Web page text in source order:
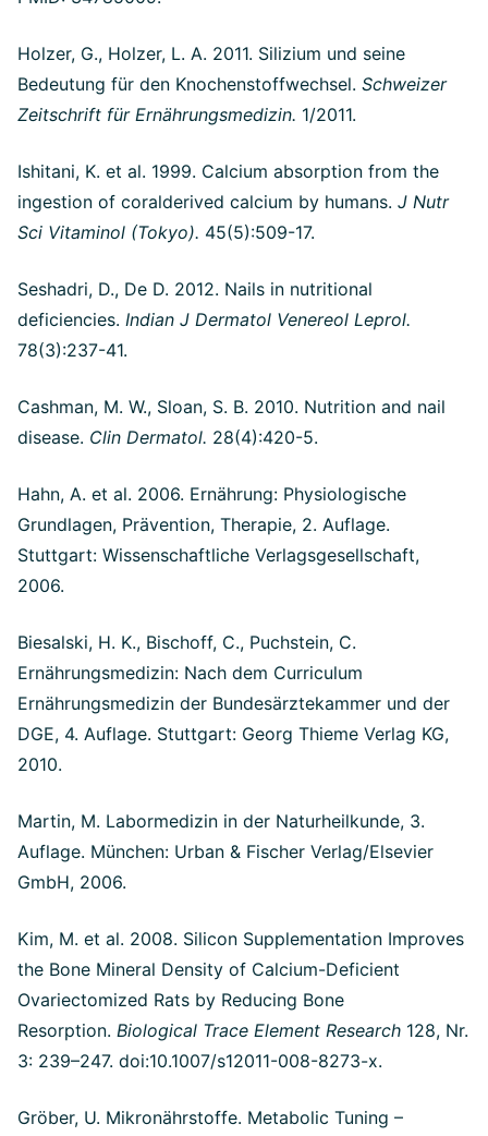
Holzer, G., Holzer, L. A. 2011. Silizium und seine
Bedeutung für den Knochenstoffwechsel. Schweizer
Zeitschrift für Ernährungsmedizin. 1/2011.
Ishitani, K. et al. 1999. Calcium absorption from the
ingestion of coralderived calcium by humans. J Nutr
Sci Vitaminol (Tokyo). 45(5):509-17.
Seshadri, D., De D. 2012. Nails in nutritional
deficiencies. Indian J Dermatol Venereol Leprol.
78(3):237-41.
Cashman, M. W., Sloan, S. B. 2010. Nutrition and nail
disease. Clin Dermatol. 28(4):420-5.
Hahn, A. et al. 2006. Ernährung: Physiologische
Grundlagen, Prävention, Therapie, 2. Auflage.
Stuttgart: Wissenschaftliche Verlagsgesellschaft,
2006.
Biesalski, H. K., Bischoff, C., Puchstein, C.
Ernährungsmedizin: Nach dem Curriculum
Ernährungsmedizin der Bundesärztekammer und der
DGE, 4. Auflage. Stuttgart: Georg Thieme Verlag KG,
2010.
Martin, M. Labormedizin in der Naturheilkunde, 3.
Auflage. München: Urban & Fischer Verlag/Elsevier
GmbH, 2006.
Kim, M. et al. 2008. Silicon Supplementation Improves
the Bone Mineral Density of Calcium-Deficient
Ovariectomized Rats by Reducing Bone
Resorption. Biological Trace Element Research 128, Nr.
3: 239–247. doi:10.1007/s12011-008-8273-x.
Gröber, U. Mikronährstoffe. Metabolic Tuning –